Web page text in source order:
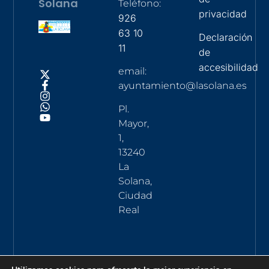
Solana Teléfono:
926
63 10
11
email:
ayuntamiento@lasolana.es
Pl.
Mayor,
1,
13240
La
Solana,
Ciudad
Real
privacidad
Declaración
de
accesibilidad